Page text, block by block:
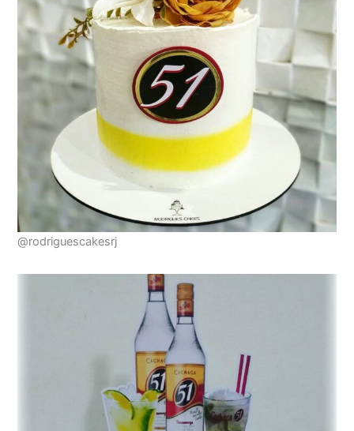
@rodriguescakesrj